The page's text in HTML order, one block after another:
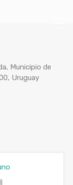
Municipio de
Uruguay